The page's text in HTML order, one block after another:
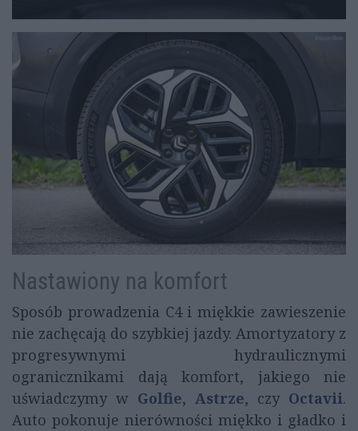
Nastawiony na komfort
Sposób prowadzenia C4 i miękkie zawieszenie
nie zachęcają do szybkiej jazdy. Amortyzatory z
progresywnymi hydraulicznymi
ogranicznikami dają komfort, jakiego nie
uświadczymy w Golfie, Astrze, czy Octavii.
Auto pokonuje nierówności miękko i gładko i